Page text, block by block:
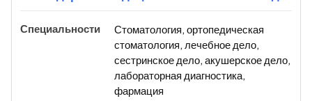
Стоматология, ортопедическая
стоматология, лечебное дело,
сестринское дело, акушерское дело,
лабораторная диагностика,
фармация